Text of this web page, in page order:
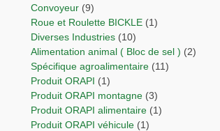
Convoyeur (9)
Roue et Roulette BICKLE (1)
Diverses Industries (10)
Alimentation animal ( Bloc de sel ) (2)
Spécifique agroalimentaire (11)
Produit ORAPI (1)
Produit ORAPI montagne (3)
Produit ORAPI alimentaire (1)
Produit ORAPI véhicule (1)